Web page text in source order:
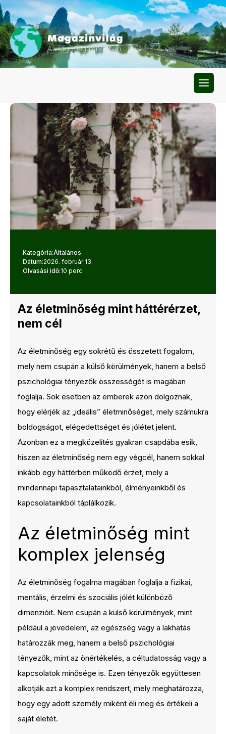
Kategória:Általános
Dátum:2026. február 13.
Olvasási idő:10 perc
Az életminőség mint háttérérzet,
nem cél
Az életminőség egy sokrétű és összetett fogalom,
mely nem csupán a külső körülmények, hanem a belső
pszichológiai tényezők összességét is magában
foglalja. Sok esetben az emberek azon dolgoznak,
hogy elérjék az „ideális” életminőséget, mely számukra
boldogságot, elégedettséget és jólétet jelent.
Azonban ez a megközelítés gyakran csapdába esik,
hiszen az életminőség nem egy végcél, hanem sokkal
inkább egy háttérben működő érzet, mely a
mindennapi tapasztalatainkból, élményeinkből és
kapcsolatainkból táplálkozik.
Az életminőség mint
komplex jelenség
Az életminőség fogalma magában foglalja a fizikai,
mentális, érzelmi és szociális jólét különböző
dimenzióit. Nem csupán a külső körülmények, mint
például a jövedelem, az egészség vagy a lakhatás
határozzák meg, hanem a belső pszichológiai
tényezők, mint az önértékelés, a céltudatosság vagy a
kapcsolatok minősége is. Ezen tényezők együttesen
alkotják azt a komplex rendszert, mely meghatározza,
hogy egy adott személy miként éli meg és értékeli a
saját életét.